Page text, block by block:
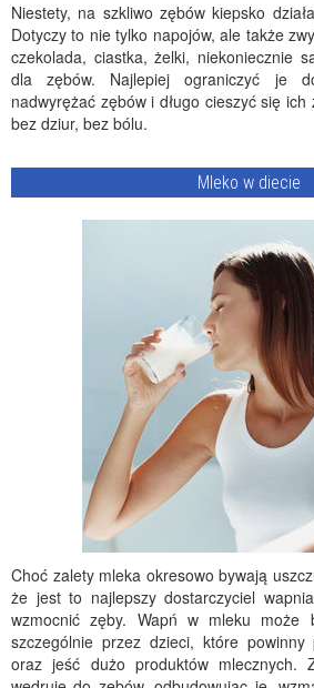
Niestety, na szkliwo zębów kiepsko
Dotyczy to nie tylko napojów, ale także
czekolada, ciastka, żelki, niekoniecznie
dla zębów. Najlepiej ograniczyć je
nadwyrężać zębów i długo cieszyć się
bez dziur, bez bólu.
Mleko w diecie
Choć zalety mleka okresowo bywają
że jest to najlepszy dostarczyciel
wzmocnić zęby. Wapń w mleku może
szczególnie przez dzieci, które
oraz jeść dużo produktów mlecznych.